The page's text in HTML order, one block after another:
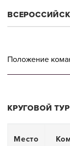
Положение
КРУГОВОЙ
Место